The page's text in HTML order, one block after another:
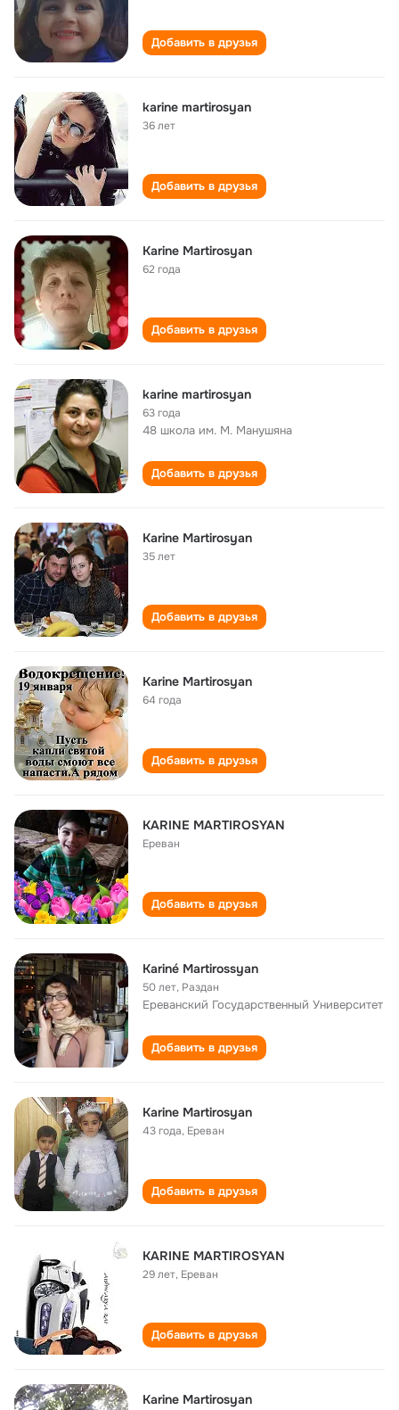
Добавить в друзья
karine martirosyan
36 лет
Добавить в друзья
Karine Martirosyan
62 года
Добавить в друзья
karine martirosyan
63 года
48 школа им. М. Манушяна
Добавить в друзья
Karine Martirosyan
35 лет
Добавить в друзья
Karine Martirosyan
64 года
Добавить в друзья
KARINE MARTIROSYAN
Ереван
Добавить в друзья
Kariné Martirossyan
50 лет, Раздан
Ереванский Государственный Университет
Добавить в друзья
Karine Martirosyan
43 года, Ереван
Добавить в друзья
KARINE MARTIROSYAN
29 лет, Ереван
Добавить в друзья
Karine Martirosyan